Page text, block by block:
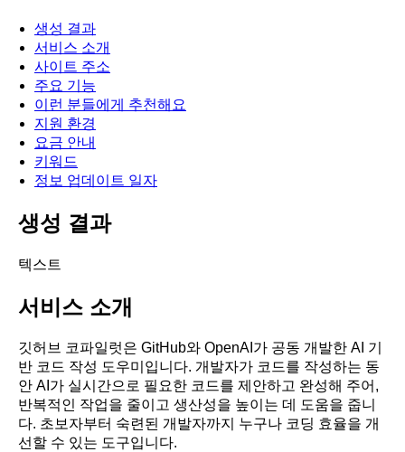
생성 결과
서비스 소개
사이트 주소
주요 기능
이런 분들에게 추천해요
지원 환경
요금 안내
키워드
정보 업데이트 일자
생성 결과
텍스트
서비스 소개
깃허브 코파일럿은 GitHub와 OpenAI가 공동 개발한 AI 기
반 코드 작성 도우미입니다. 개발자가 코드를 작성하는 동
안 AI가 실시간으로 필요한 코드를 제안하고 완성해 주어,
반복적인 작업을 줄이고 생산성을 높이는 데 도움을 줍니
다. 초보자부터 숙련된 개발자까지 누구나 코딩 효율을 개
선할 수 있는 도구입니다.